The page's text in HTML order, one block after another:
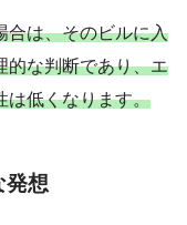
合は、そのビルに入
的な判断であり、エ
は低くなります。
発想